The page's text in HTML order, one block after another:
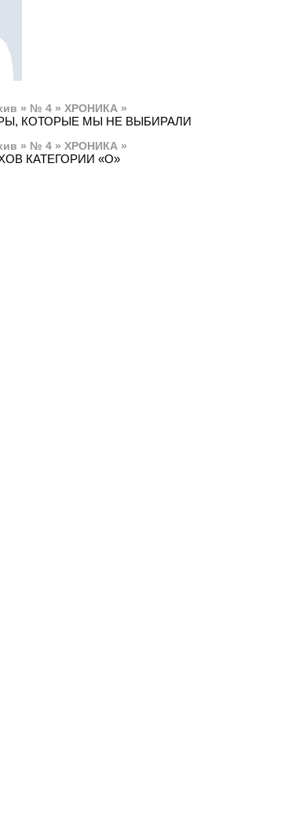
» № 4 » ХРОНИКА »
КОТОРЫЕ МЫ НЕ ВЫБИРАЛИ
» № 4 » ХРОНИКА »
КАТЕГОРИИ «О»